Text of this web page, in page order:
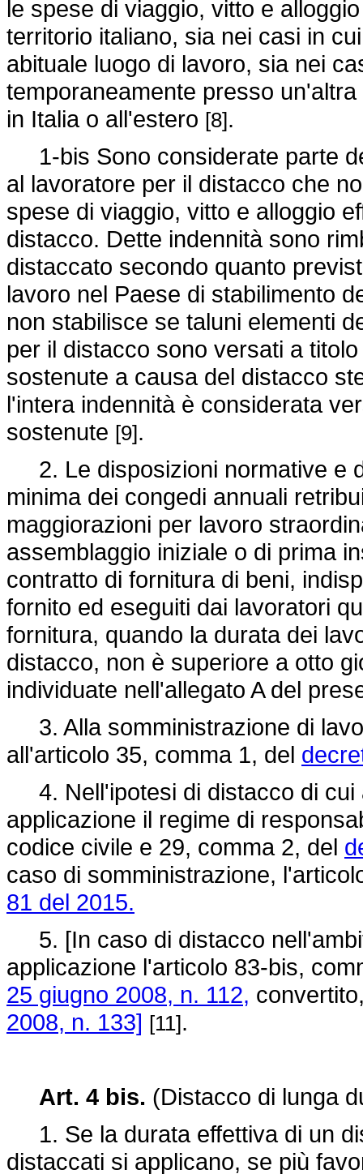
le spese di viaggio, vitto e
territorio italiano, sia nei casi in
abituale luogo di lavoro, sia nei
temporaneamente presso
in Italia o all'estero [8].
1-bis Sono considerate parte
al lavoratore per il distacco che
spese di viaggio, vitto e alloggio
distacco. Dette indennità sono
distaccato secondo quanto
lavoro nel Paese di stabilimento
non stabilisce se taluni elementi
per il distacco sono versati a
sostenute a causa del distacco
l'intera indennità è considerata
sostenute [9].
2. Le disposizioni normative e
minima dei congedi annuali
maggiorazioni per lavoro
assemblaggio iniziale o di prima
contratto di fornitura di beni,
fornito ed eseguiti dai lavoratori
fornitura, quando la durata dei
distacco, non è superiore a otto
individuate nell'allegato A del
3. Alla somministrazione di
all'articolo 35, comma 1, del
4. Nell'ipotesi di distacco di cui
applicazione il regime di
codice civile e 29, comma 2, del
caso di somministrazione,
81 del 2015.
5. [In caso di distacco
applicazione l'articolo 83-bis,
25 giugno 2008, n. 112,
2008, n. 133] [11].
Art. 4 bis. (Distacco di lunga
1. Se la durata effettiva di un
distaccati si applicano, se più